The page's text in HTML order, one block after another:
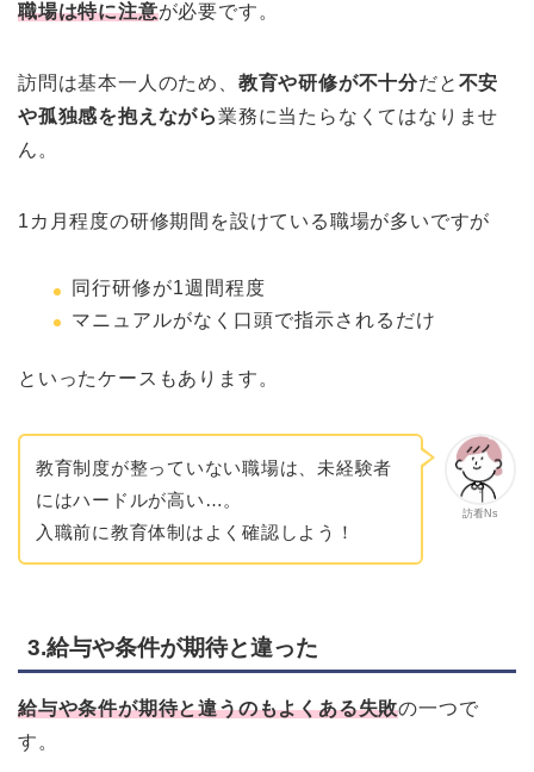
職場は特に注意が必要です。
訪問は基本一人のため、 教育や研修が不十分だと 不安
や孤独感を抱えながら業務に当たらなくてはなりませ
ん。
1カ月程度の研修期間を設けている職場が多いですが
同行研修が1週間程度
マニュアルがなく口頭で指示されるだけ
といったケースもあります。
訪看Ns
教育制度が整っていない職場は、未経験者
にはハードルが高い…。
入職前に教育体制はよく確認しよう！
3.給与や条件が期待と違った
給与や条件が期待と違うのもよくある失敗の一つで
す。